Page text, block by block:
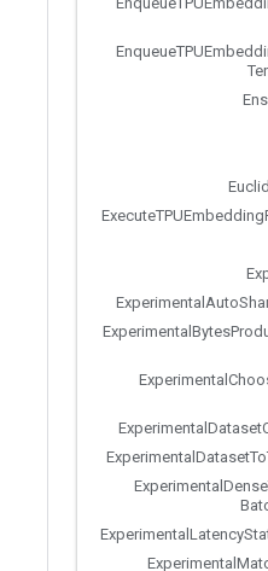
Enqueue
ExecuteTPUEmbedding
Experimental Auto
Experimental Bytes
Experimental
Experimental Dataset
Experimental DatasetTo
Experimental Dense
Experimental Latency
Experimental